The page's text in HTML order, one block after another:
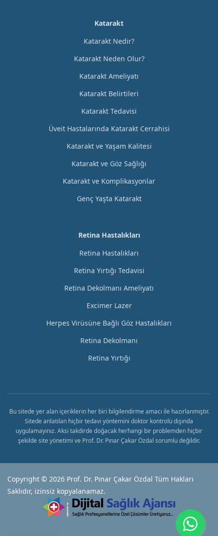
Katarakt
Katarakt Nedir?
Katarakt Neden Olur?
Katarakt Ameliyatı
Katarakt Belirtileri
Katarakt Tedavisi
Üveit Hastalarında Katarakt Cerrahisi
Katarakt ve Yaşam Kalitesi
Katarakt ve Göz Sağlığı
Katarakt ve Komplikasyonlar
Genç Yaşta Katarakt
Retina Hastalıkları
Retina Hastalıkları
Retina Yırtığı Tedavisi
Retina Dekolmanı Ameliyatı
Excimer Lazer
Herpes Virüsüne Bağlı Göz Hastalıkları
Retina Dekolmanı
Retina Yırtığı
Bu sitede yer alan içeriklerin her biri bilgilendirme amacı ile hazırlanmıştır.
Sitede anlatılan hiçbir tedavi yöntemini doktor kontrolü dışında
uygulamayınız. Aksi takdirde doğacak herhangi bir problemden hiçbir
şekilde site yönetimi ve Prof. Dr. Pınar Çakar Özdal sorumlu değildir.
Copyright © 2026 Prof. Dr. Pınar Çakar Özdal Tüm Hakları
Saklıdır, izinsiz kopyalanamaz.